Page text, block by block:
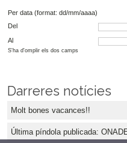
Per data (format: dd/mm/aaaa)
Del
Al
S'ha d'omplir els dos camps
Darreres notícies
Molt bones vacances!!
Última píndola publicada: